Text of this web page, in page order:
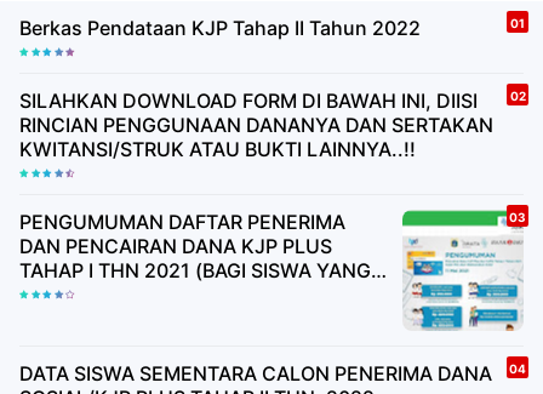
Berkas Pendataan KJP Tahap II Tahun 2022
SILAHKAN DOWNLOAD FORM DI BAWAH INI, DIISI
RINCIAN PENGGUNAAN DANANYA DAN SERTAKAN
KWITANSI/STRUK ATAU BUKTI LAINNYA..!!
PENGUMUMAN DAFTAR PENERIMA
DAN PENCAIRAN DANA KJP PLUS
TAHAP I THN 2021 (BAGI SISWA YANG
BELUM MEMILIKI BUKU TABUNGAN
DATA SISWA SEMENTARA CALON PENERIMA DANA